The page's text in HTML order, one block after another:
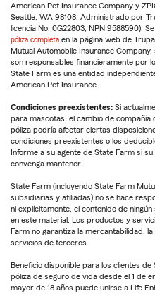
American Pet Insurance Company y
Seattle, WA 98108. Administrado por
licencia No. 0G22803, NPN 9588590).
póliza completa en la página web de
Mutual Automobile Insurance
son responsables financieramente por
State Farm es una entidad
American Pet Insurance.
Condiciones preexistentes: Si
para mascotas, el cambio de compañía
póliza podría afectar ciertas
condiciones preexistentes o los
Informe a su agente de State Farm si
convenga mantener.
State Farm (incluyendo State Farm
subsidiarias y afiliadas) no se hace
ni explícitamente, el contenido de
en este material. Los productos y
Farm no garantiza la mercantabilidad,
servicios de terceros.
Beneficio disponible para los clientes
póliza de seguro de vida desde el 1 de
mayor de 18 años puede unirse a Life